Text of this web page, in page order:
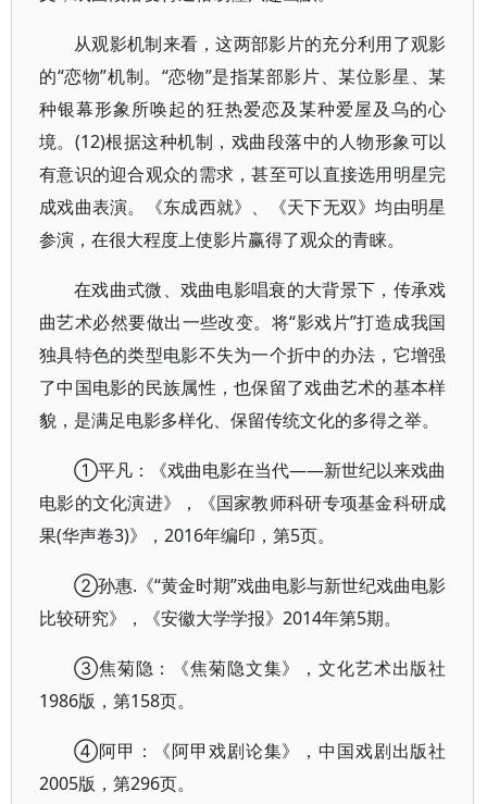
从观影机制来看，这两部影片的充分利用了观影
的“恋物”机制。“恋物”是指某部影片、某位影星、某
种银幕形象所唤起的狂热爱恋及某种爱屋及乌的心
境。(12)根据这种机制，戏曲段落中的人物形象可以
有意识的迎合观众的需求，甚至可以直接选用明星完
成戏曲表演。《东成西就》、《天下无双》均由明星
参演，在很大程度上使影片赢得了观众的青睐。
在戏曲式微、戏曲电影唱衰的大背景下，传承戏
曲艺术必然要做出一些改变。将“影戏片”打造成我国
独具特色的类型电影不失为一个折中的办法，它增强
了中国电影的民族属性，也保留了戏曲艺术的基本样
貌，是满足电影多样化、保留传统文化的多得之举。
①平凡：《戏曲电影在当代——新世纪以来戏曲
电影的文化演进》，《国家教师科研专项基金科研成
果(华声卷3)》，2016年编印，第5页。
②孙惠.《“黄金时期”戏曲电影与新世纪戏曲电影
比较研究》，《安徽大学学报》2014年第5期。
③焦菊隐：《焦菊隐文集》，文化艺术出版社
1986版，第158页。
④阿甲：《阿甲戏剧论集》，中国戏剧出版社
2005版，第296页。